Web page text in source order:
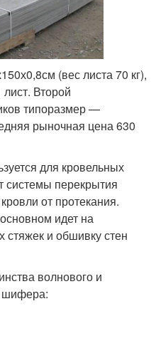
(вес листа 70 кг),
Второй
типоразмер —
рыночная цена 630
для кровельных
системы перекрытия
от протекания.
идет на
стяжек и обшивку стен
волнового и
шифера: